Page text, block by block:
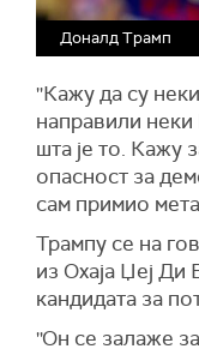
Доналд Трамп
''Кажу да су
направили неки
шта је то. Кажу
опасност за
сам примио
Трампу се на
из Охаја Џеј Ди
кандидата за
''Он се залаже